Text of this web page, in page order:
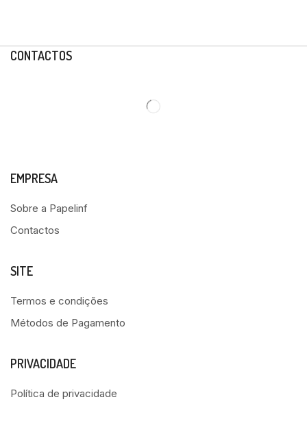
CONTACTOS
EMPRESA
Sobre a Papelinf
Contactos
SITE
Termos e condições
Métodos de Pagamento
PRIVACIDADE
Política de privacidade